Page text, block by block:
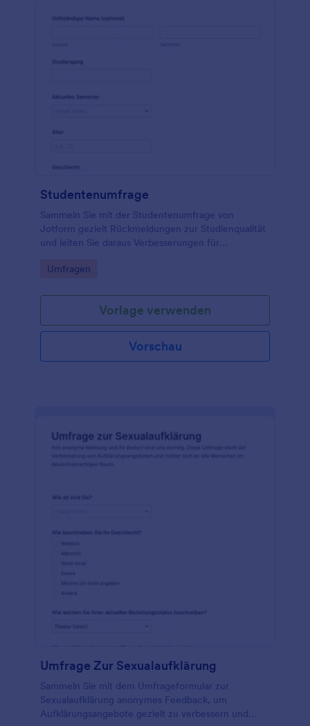
Studentenumfrage
Sammeln Sie mit der Studentenumfrage von
Jotform gezielt Rückmeldungen zur Studienqualität
und leiten Sie daraus Verbesserungen für
ab, ideal für Hochschulen und Fachbereiche.
Go to Category:
Umfragen
Vorlage verwenden
Vorschau
Umfrage Zur Sexualaufklärung
Sammeln Sie mit dem Umfrageformular zur
Sexualaufklärung anonymes Feedback, um
Aufklärungsangebote gezielt zu verbessern und